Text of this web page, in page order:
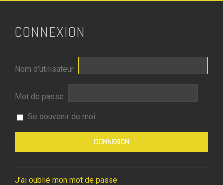
CONNEXION
Nom d’utilisateur
Mot de passe
Se souvenir de moi
J’ai oublié mon mot de passe